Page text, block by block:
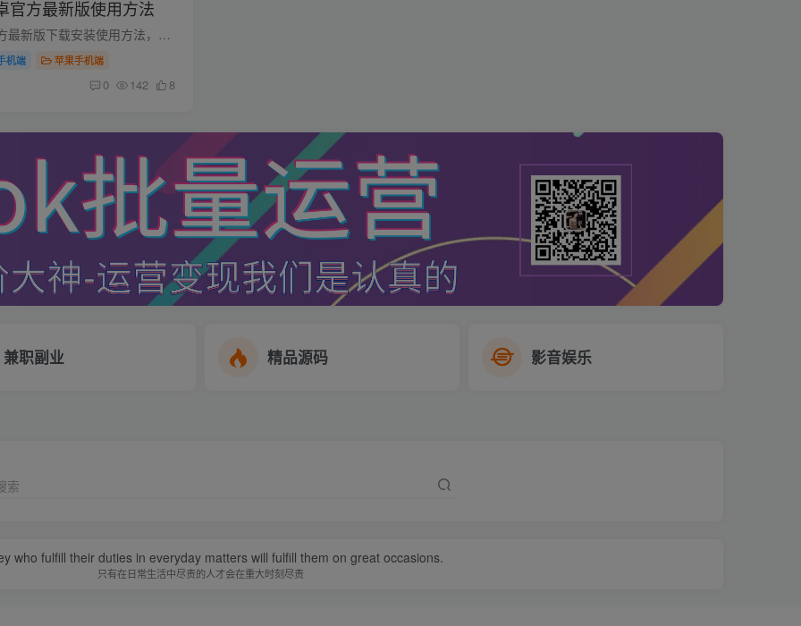
官方最新版使用方法
TikTok免拔卡安卓官方最新版下载安装使用方法，操作简单无副作用，一次操作设置永久有效使用，告别第三方修改版，此方法安装的TikTok支持账号注册、登录、评论、点赞、收藏、换区、观看直播等。...
机端 苹果手机端
0 142 8
兼职副业 精品源码 影音娱乐
索
who fulfill their duties in everyday matters will fulfill them on great occasions.
只有在日常生活中尽责的人才会在重大时刻尽责